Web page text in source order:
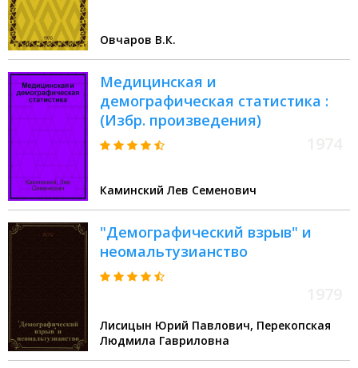
Овчаров В.К.
Медицинская и
демографическая статистика :
(Избр. произведения)
Каминский Лев Семенович
"Демографический взрыв" и
неомальтузианство
Лисицын Юрий Павлович, Перекопская
Людмила Гавриловна